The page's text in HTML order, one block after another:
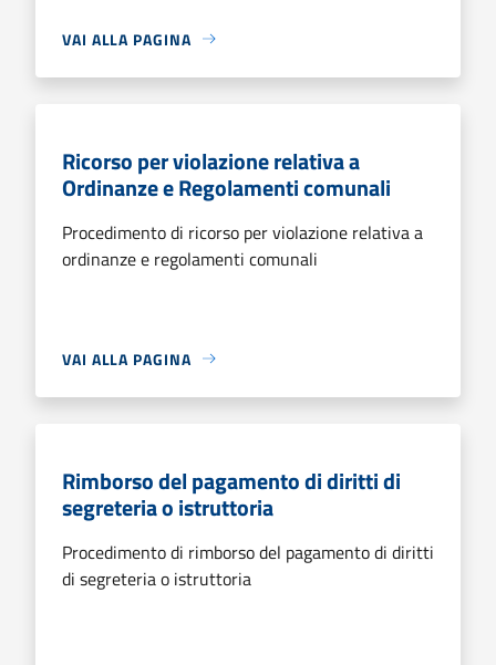
VAI ALLA PAGINA
Ricorso per violazione relativa a
Ordinanze e Regolamenti comunali
Procedimento di ricorso per violazione relativa a
ordinanze e regolamenti comunali
VAI ALLA PAGINA
Rimborso del pagamento di diritti di
segreteria o istruttoria
Procedimento di rimborso del pagamento di diritti
di segreteria o istruttoria